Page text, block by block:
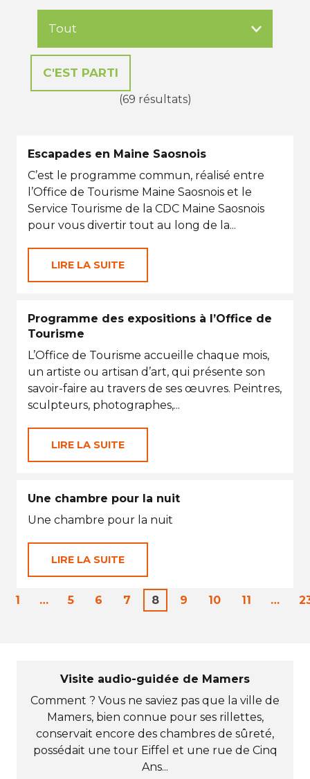
(69 résultats)
Escapades en Maine Saosnois
C’est le programme commun, réalisé entre
l’Office de Tourisme Maine Saosnois et le
Service Tourisme de la CDC Maine Saosnois
pour vous divertir tout au long de la...
LIRE LA SUITE
Programme des expositions à l’Office de
Tourisme
L’Office de Tourisme accueille chaque mois,
un artiste ou artisan d’art, qui présente son
savoir-faire au travers de ses œuvres. Peintres,
sculpteurs, photographes,...
LIRE LA SUITE
Une chambre pour la nuit
Une chambre pour la nuit
LIRE LA SUITE
1 … 5 6 7 8 9 10 11 …
Visite audio-guidée de Mamers
Comment ? Vous ne saviez pas que la ville de
Mamers, bien connue pour ses rillettes,
conservait encore des chambres de sûreté,
possédait une tour Eiffel et une rue de Cinq
Ans...